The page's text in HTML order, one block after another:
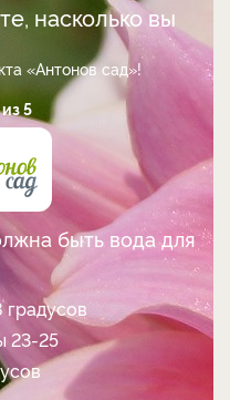
насколько вы
«Антонов сад»!
5
быть вода для
градусов
23-25